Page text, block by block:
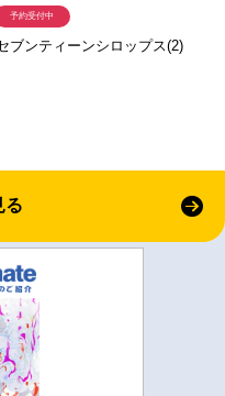
ブンティーンシロップス(2)
予約受付中
る